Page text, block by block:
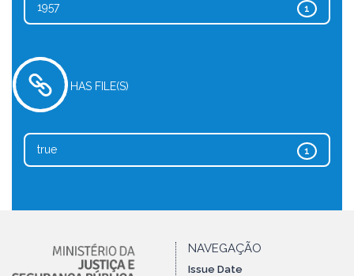
1
1957
HAS FILE(S)
1
true
NAVEGAÇÃO
Issue Date